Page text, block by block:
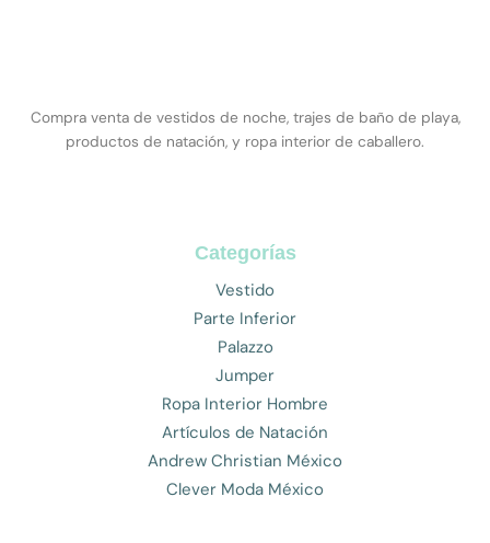
Compra venta de vestidos de noche, trajes de baño de playa,
productos de natación, y ropa interior de caballero.
Categorías
Vestido
Parte Inferior
Palazzo
Jumper
Ropa Interior Hombre
Artículos de Natación
Andrew Christian México
Clever Moda México